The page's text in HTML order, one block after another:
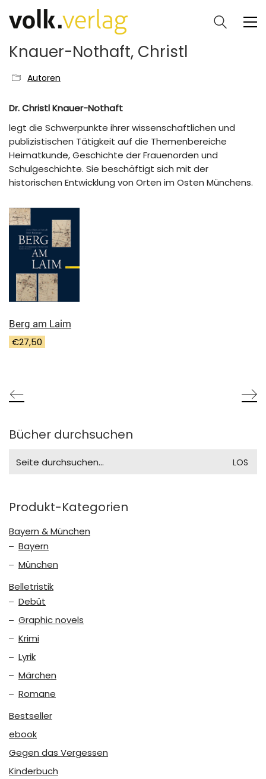
Knauer-Nothaft, Christl
Autoren
Dr. Christl Knauer-Nothaft
legt die Schwerpunkte ihrer wissenschaftlichen und
publizistischen Tätigkeit auf die Themenbereiche
Heimatkunde, Geschichte der Frauenorden und
Schulgeschichte. Sie beschäftigt sich mit der
historischen Entwicklung von Orten im Osten Münchens.
Berg am Laim
€27,50
Bücher durchsuchen
for:
Produkt-Kategorien
Bayern & München
Bayern
München
Belletristik
Debüt
Graphic novels
Krimi
Lyrik
Märchen
Romane
Bestseller
ebook
Gegen das Vergessen
Kinderbuch